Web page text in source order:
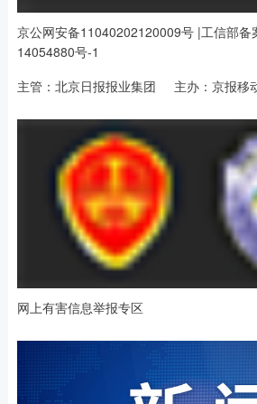
京公网安备11040202120009号 |工信部备
14054880号-1
主管：北京日报报业集团 主办：京报移
网上有害信息举报专区